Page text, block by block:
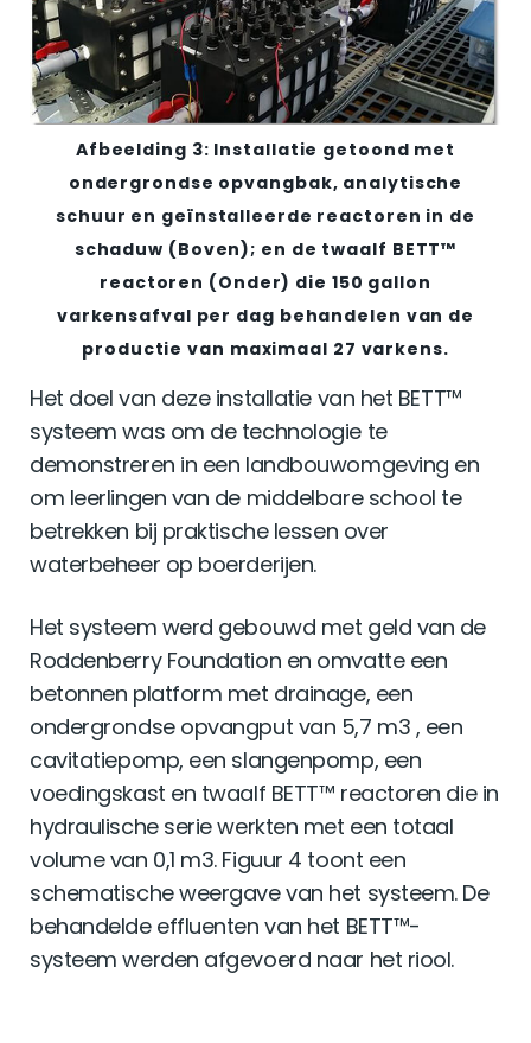
Afbeelding 3: Installatie getoond met
ondergrondse opvangbak, analytische
schuur en geïnstalleerde reactoren in de
schaduw (Boven); en de twaalf BETT™
reactoren (Onder) die 150 gallon
varkensafval per dag behandelen van de
productie van maximaal 27 varkens.
Het doel van deze installatie van het BETT™
systeem was om de technologie te
demonstreren in een landbouwomgeving en
om leerlingen van de middelbare school te
betrekken bij praktische lessen over
waterbeheer op boerderijen.
Het systeem werd gebouwd met geld van de
Roddenberry Foundation en omvatte een
betonnen platform met drainage, een
ondergrondse opvangput van 5,7 m3 , een
cavitatiepomp, een slangenpomp, een
voedingskast en twaalf BETT™ reactoren die in
hydraulische serie werkten met een totaal
volume van 0,1 m3. Figuur 4 toont een
schematische weergave van het systeem. De
behandelde effluenten van het BETT™-
systeem werden afgevoerd naar het riool.